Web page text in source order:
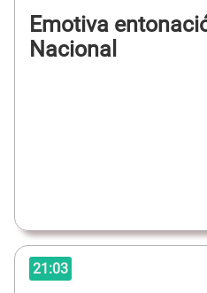
Emotiva
Nacional
21:03